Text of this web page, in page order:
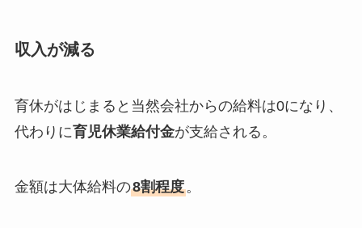
収入が減る
育休がはじまると当然会社からの給料は0になり、
代わりに育児休業給付金が支給される。
金額は大体給料の8割程度。